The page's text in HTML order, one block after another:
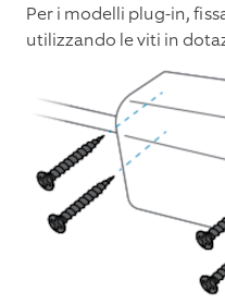
Per i modelli plug-in,
utilizzando le viti in